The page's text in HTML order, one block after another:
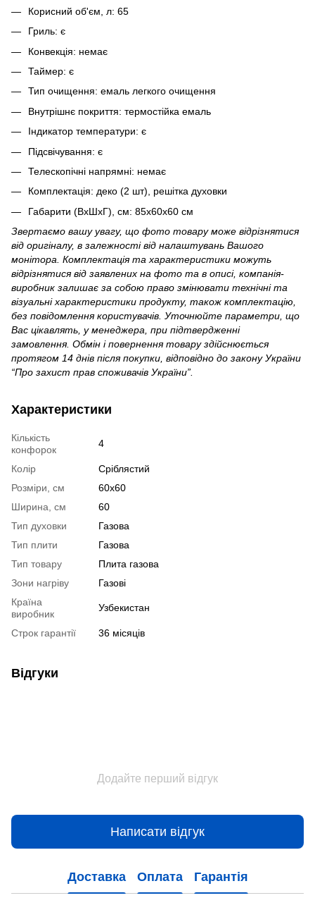
Корисний об'єм, л: 65
Гриль: є
Конвекція: немає
Таймер: є
Тип очищення: емаль легкого очищення
Внутрішнє покриття: термостійка емаль
Індикатор температури: є
Підсвічування: є
Телескопічні напрямні: немає
Комплектація: деко (2 шт), решітка духовки
Габарити (ВхШхГ), см: 85х60х60 см
Звертаємо вашу увагу, що фото товару може відрізнятися
від оригіналу, в залежності від налаштувань Вашого
монітора. Комплектація та характеристики можуть
відрізнятися від заявлених на фото та в описі, компанія-
виробник залишає за собою право змінювати технічні та
візуальні характеристики продукту, також комплектацію,
без повідомлення користувачів. Уточнюйте параметри, що
Вас цікавлять, у менеджера, при підтвердженні
замовлення. Обмін і повернення товару здійснюється
протягом 14 днів після покупки, відповідно до закону України
“Про захист прав споживачів України”.
Характеристики
Кількість
конфорок
4
Колір
Сріблястий
Розміри, см
60х60
Ширина, см
60
Тип духовки
Газова
Тип плити
Газова
Тип товару
Плита газова
Зони нагріву
Газові
Країна
виробник
Узбекистан
Строк гарантії 36 місяців
Відгуки
Додайте перший відгук
Написати відгук
Доставка Оплата Гарантія